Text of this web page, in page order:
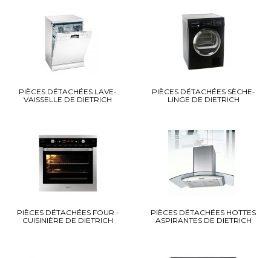
PIÈCES DÉTACHÉES LAVE-
VAISSELLE DE DIETRICH
PIÈCES DÉTACHÉES SÈCHE-
LINGE DE DIETRICH
PIÈCES DÉTACHÉES FOUR -
CUISINIÈRE DE DIETRICH
PIÈCES DÉTACHÉES HOTTES
ASPIRANTES DE DIETRICH